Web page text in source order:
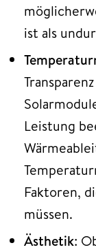
ist als
Leistung
Faktoren,
müssen.
Ästhetik: